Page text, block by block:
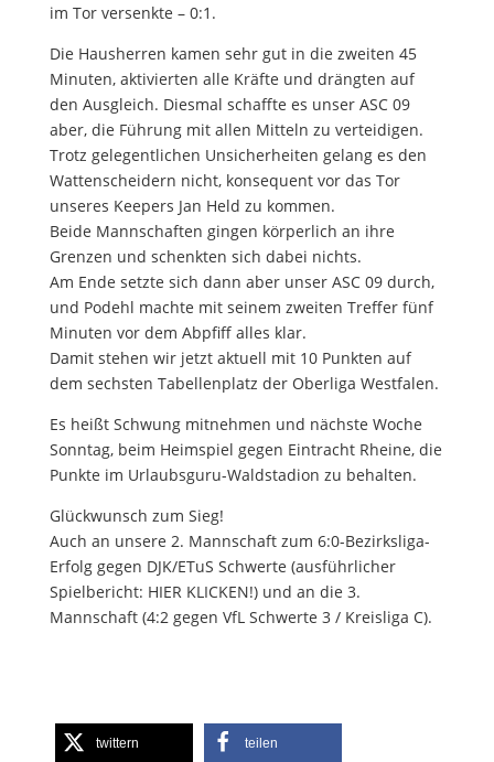
im Tor versenkte – 0:1.
Die Hausherren kamen sehr gut in die zweiten 45
Minuten, aktivierten alle Kräfte und drängten auf
den Ausgleich. Diesmal schaffte es unser ASC 09
aber, die Führung mit allen Mitteln zu verteidigen.
Trotz gelegentlichen Unsicherheiten gelang es den
Wattenscheidern nicht, konsequent vor das Tor
unseres Keepers Jan Held zu kommen.
Beide Mannschaften gingen körperlich an ihre
Grenzen und schenkten sich dabei nichts.
Am Ende setzte sich dann aber unser ASC 09 durch,
und Podehl machte mit seinem zweiten Treffer fünf
Minuten vor dem Abpfiff alles klar.
Damit stehen wir jetzt aktuell mit 10 Punkten auf
dem sechsten Tabellenplatz der Oberliga Westfalen.
Es heißt Schwung mitnehmen und nächste Woche
Sonntag, beim Heimspiel gegen Eintracht Rheine, die
Punkte im Urlaubsguru-Waldstadion zu behalten.
Glückwunsch zum Sieg!
Auch an unsere 2. Mannschaft zum 6:0-Bezirksliga-
Erfolg gegen DJK/ETuS Schwerte (ausführlicher
Spielbericht: HIER KLICKEN!) und an die 3.
Mannschaft (4:2 gegen VfL Schwerte 3 / Kreisliga C).
twittern teilen